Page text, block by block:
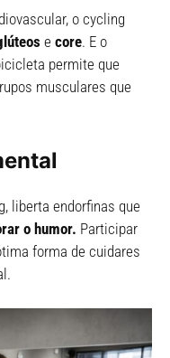
o cycling
e core. E o
permite que
musculares que
liberta endorfinas que
o humor. Participar
forma de cuidares